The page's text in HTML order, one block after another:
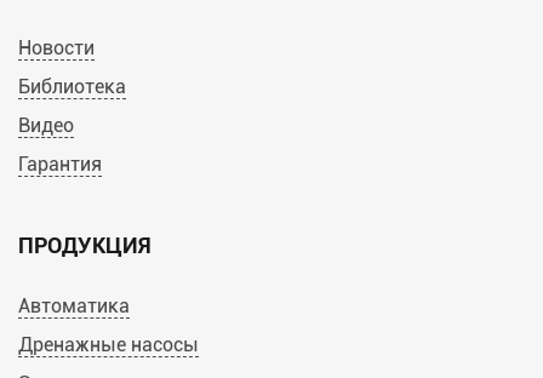
Новости
Библиотека
Видео
Гарантия
ПРОДУКЦИЯ
Автоматика
Дренажные насосы